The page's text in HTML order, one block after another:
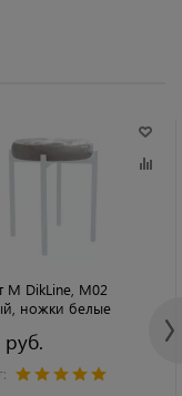
M DikLine, M02
ножки белые